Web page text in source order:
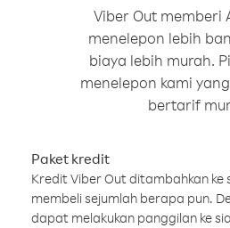
Viber Out memberi
menelepon lebih
biaya lebih murah.
menelepon kami
bertarif
Paket kredit
Kredit Viber Out ditambahkan ke
membeli sejumlah berapa pun.
dapat melakukan panggilan ke